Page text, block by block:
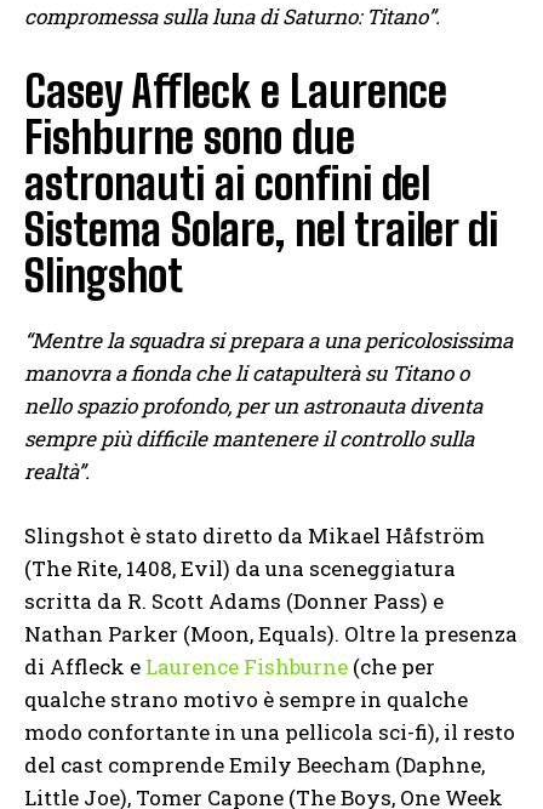
compromessa sulla luna di Saturno: Titano”.
Casey Affleck e Laurence
Fishburne sono due
astronauti ai confini del
Sistema Solare, nel trailer di
Slingshot
“Mentre la squadra si prepara a una pericolosissima
manovra a fionda che li catapulterà su Titano o
nello spazio profondo, per un astronauta diventa
sempre più difficile mantenere il controllo sulla
realtà”.
Slingshot è stato diretto da Mikael Håfström
(The Rite, 1408, Evil) da una sceneggiatura
scritta da R. Scott Adams (Donner Pass) e
Nathan Parker (Moon, Equals). Oltre la presenza
di Affleck e Laurence Fishburne (che per
qualche strano motivo è sempre in qualche
modo confortante in una pellicola sci-fi), il resto
del cast comprende Emily Beecham (Daphne,
Little Joe), Tomer Capone (The Boys, One Week